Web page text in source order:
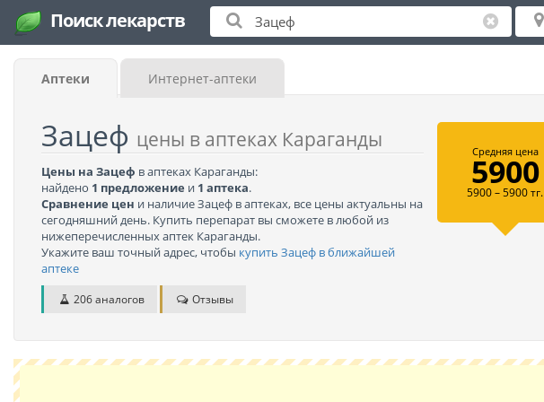
Поиск лекарств
Аптеки Интернет-аптеки
Зацеф цены в аптеках Караганды
Цены на Зацеф в аптеках Караганды:
найдено 1 предложение и 1 аптека.
Сравнение цен и наличие Зацеф в аптеках, все цены актуальны на
сегодняшний день. Купить перепарат вы сможете в любой из
нижеперечисленных аптек Караганды.
Укажите ваш точный адрес, чтобы купить Зацеф в ближайшей
аптеке
206 аналогов Отзывы
Средняя цена
5900
5900 – 5900 тг.